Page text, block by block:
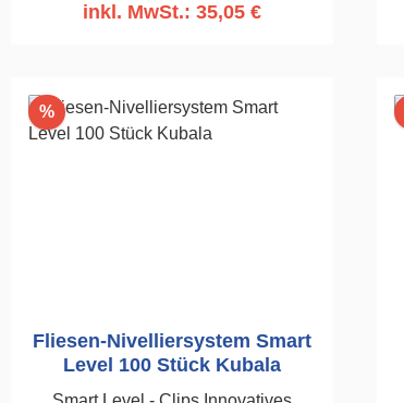
inkl. MwSt.: 35,05 €
%Rabatt
Fliesen-Nivelliersystem Smart
Level 100 Stück Kubala